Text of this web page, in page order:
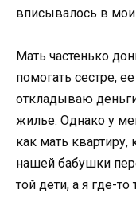
вписывалось в
Мать частенько
помогать сестре,
откладываю
жилье. Однако у
как мать квартиру,
нашей бабушки
той дети, а я где-